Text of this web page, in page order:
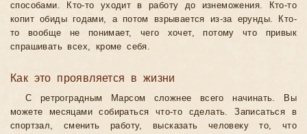
способами. Кто-то уходит в работу до изнеможения. Кто-то
копит обиды годами, а потом взрывается из-за ерунды. Кто-
то вообще не понимает, чего хочет, потому что привык
спрашивать всех, кроме себя.
Как это проявляется в жизни
С ретроградным Марсом сложнее всего начинать. Вы
можете месяцами собираться что-то сделать. Записаться в
спортзал, сменить работу, высказать человеку то, что